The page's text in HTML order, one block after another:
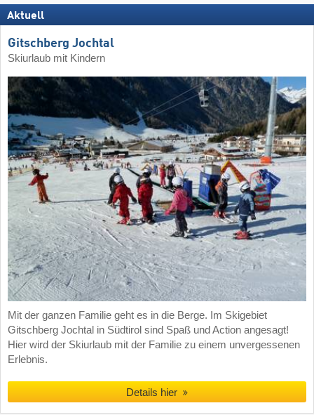
Aktuell
Gitschberg Jochtal
Skiurlaub mit Kindern
Mit der ganzen Familie geht es in die Berge. Im Skigebiet
Gitschberg Jochtal in Südtirol sind Spaß und Action angesagt!
Hier wird der Skiurlaub mit der Familie zu einem unvergessenen
Erlebnis.
Details hier